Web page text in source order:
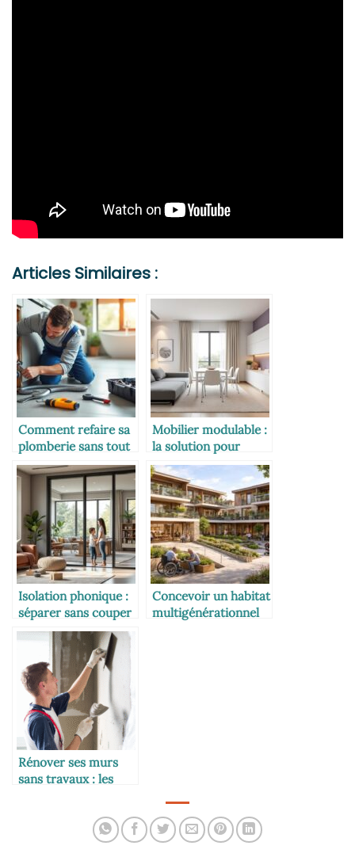
Articles Similaires :
Comment refaire sa
plomberie sans tout
casser
Mobilier modulable :
la solution pour
petits espaces
Isolation phonique :
séparer sans couper
le lien familial
Concevoir un habitat
multigénérationnel
Rénover ses murs
sans travaux : les
muraux tendance